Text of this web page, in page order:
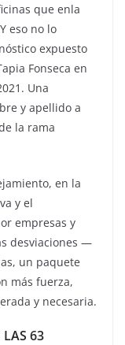
que enla
eso no lo
expuesto
Fonseca en
Una
y apellido a
la rama
en la
y el
empresas y
desviaciones —
un paquete
más fuerza,
y necesaria.
LAS 63